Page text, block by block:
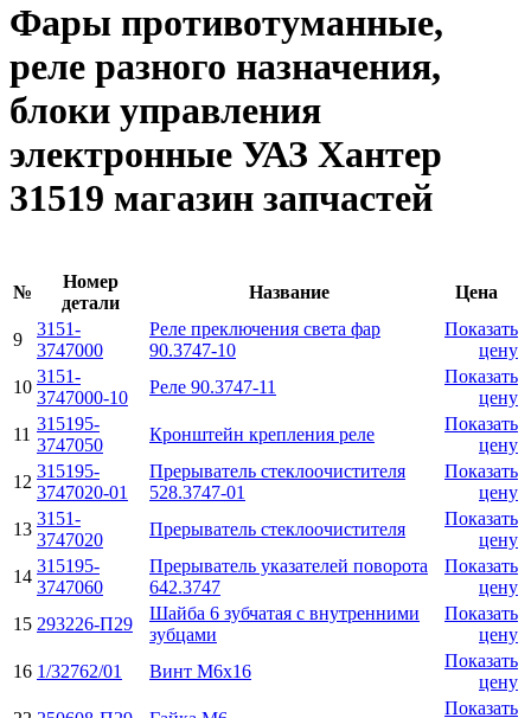
Фары противотуманные,
реле разного назначения,
блоки управления
электронные УАЗ Хантер
31519 магазин запчастей
№
Номер
детали
Название Цена
9
3151-
3747000
Реле преключения света фар
90.3747-10
Показать
цену
10
3151-
3747000-10
Реле 90.3747-11
Показать
цену
11
315195-
3747050
Кронштейн крепления реле
Показать
цену
12
315195-
3747020-01
Прерыватель стеклоочистителя
528.3747-01
Показать
цену
13
3151-
3747020
Прерыватель стеклоочистителя
Показать
цену
14
315195-
3747060
Прерыватель указателей поворота
642.3747
Показать
цену
15 293226-П29
Шайба 6 зубчатая с внутренними
зубцами
Показать
цену
16 1/32762/01 Винт М6х16
Показать
цену
Показать